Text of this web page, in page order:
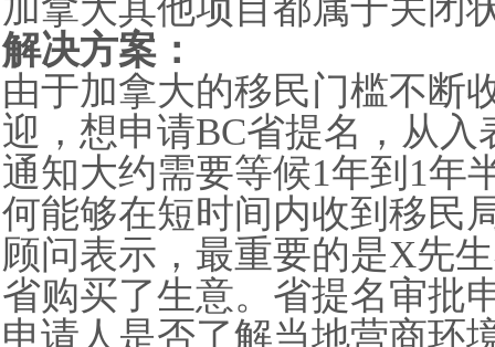
加拿大其他项目都属于关闭
解决方案：
由于加拿大的移民门槛不断
迎，想申请BC省提名，从入
通知大约需要等候1年到 1年
何能够在短时间内收到移民
顾问表示，最重要的是X先
省购买了生意。省提名审批
申请人是否了解当地营商环